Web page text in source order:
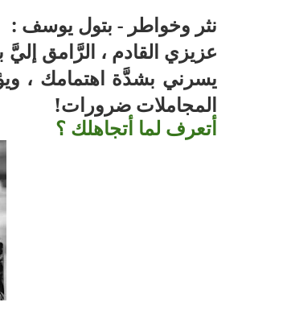
نثر وخواطر - بتول يوسف :
عزيزي القادم ، الرَّامق
يسرني بشدَّة اهتمامك ،
المجاملات ضرورات!
أتعرف لما أتجاهلك ؟